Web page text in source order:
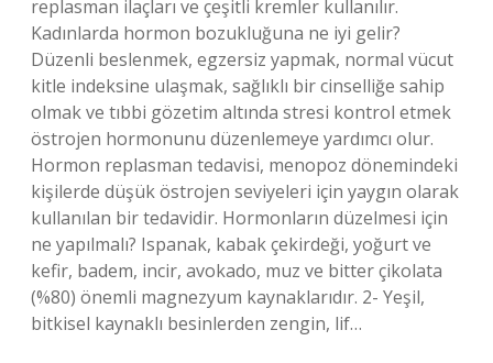
replasman ilaçları ve çeşitli kremler kullanılır.
Kadınlarda hormon bozukluğuna ne iyi gelir?
Düzenli beslenmek, egzersiz yapmak, normal vücut
kitle indeksine ulaşmak, sağlıklı bir cinselliğe sahip
olmak ve tıbbi gözetim altında stresi kontrol etmek
östrojen hormonunu düzenlemeye yardımcı olur.
Hormon replasman tedavisi, menopoz dönemindeki
kişilerde düşük östrojen seviyeleri için yaygın olarak
kullanılan bir tedavidir. Hormonların düzelmesi için
ne yapılmalı? Ispanak, kabak çekirdeği, yoğurt ve
kefir, badem, incir, avokado, muz ve bitter çikolata
(%80) önemli magnezyum kaynaklarıdır. 2- Yeşil,
bitkisel kaynaklı besinlerden zengin, lif…